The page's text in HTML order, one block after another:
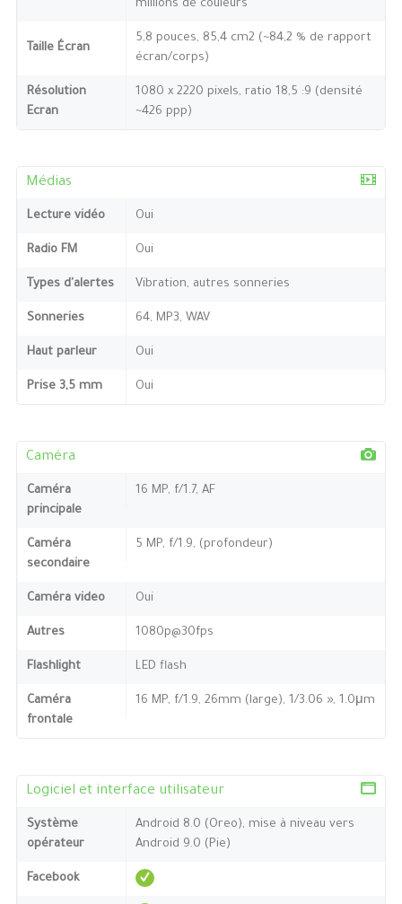
millions de couleurs
Taille Écran
5,8 pouces, 85,4 cm2 (~84,2 % de rapport
écran/corps)
Résolution
Ecran
1080 x 2220 pixels, ratio 18,5 :9 (densité
~426 ppp)
Médias
Lecture vidéo Oui
Radio FM Oui
Types d'alertes Vibration, autres sonneries
Sonneries 64, MP3, WAV
Haut parleur Oui
Prise 3,5 mm Oui
Caméra
Caméra
principale
16 MP, f/1.7, AF
Caméra
secondaire
5 MP, f/1.9, (profondeur)
Caméra video Oui
Autres 1080p@30fps
Flashlight LED flash
Caméra
frontale
16 MP, f/1.9, 26mm (large), 1/3.06 », 1.0μm
Logiciel et interface utilisateur
Système
opérateur
Android 8.0 (Oreo), mise à niveau vers
Android 9.0 (Pie)
Facebook